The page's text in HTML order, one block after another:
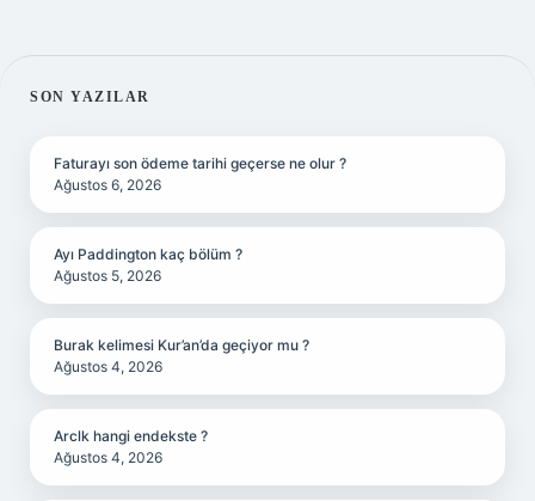
SIDEBAR
SON YAZILAR
Faturayı son ödeme tarihi geçerse ne olur ?
Ağustos 6, 2026
Ayı Paddington kaç bölüm ?
Ağustos 5, 2026
Burak kelimesi Kur’an’da geçiyor mu ?
Ağustos 4, 2026
Arclk hangi endekste ?
Ağustos 4, 2026